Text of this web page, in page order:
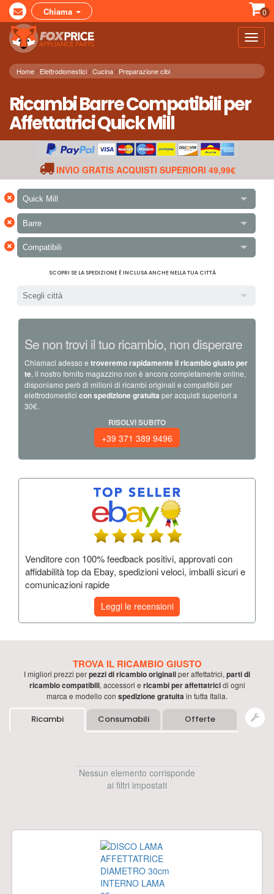
Chiama 0
Home Elettrodomestici Cucina Preparazione cibi
Ricambi Barre Compatibili per
Affettatrici Quick Mill
INVIO GRATIS ACQUISTI SUPERIORI 49,99€
× Quick Mill
× Barre
× Compatibili
SCOPRI SE LA SPEDIZIONE È INCLUSA ANCHE NELLA TUA CITTÀ
Scegli città
Se non trovi il tuo ricambio, non disperare
Chiamaci adesso e troveremo rapidamente il ricambio giusto per
te, il nostro fornito magazzino non è ancora completamente online,
disponiamo però di milioni di ricambi originali e compatibili per
elettrodomestici con spedizione gratuita per acquisti superiori a
30€.
RISOLVI SUBITO
+39 371 389 9496
Venditore con 100% feedback positivi, approvati con
affidabilità top da Ebay, spedizioni veloci, imballi sicuri e
comunicazioni rapide
Leggi le recensioni
TROVA IL RICAMBIO GIUSTO
I migliori prezzi perpezzi di ricambio originaliperaffettatrici, parti di
ricambio compatibili, accessori e ricambi peraffettatricidi ogni
marca e modello con spedizione gratuitain tutta Italia.
Ricambi Consumabili Offerte
Nessun elemento corrisponde
ai filtri impostati